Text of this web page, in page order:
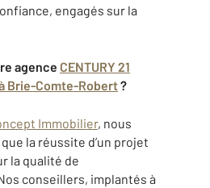
engagés sur la
agence CENTURY 21
Brie-Comte-Robert?
Immobilier, nous
la réussite d’un projet
la qualité de
conseillers, implantés à